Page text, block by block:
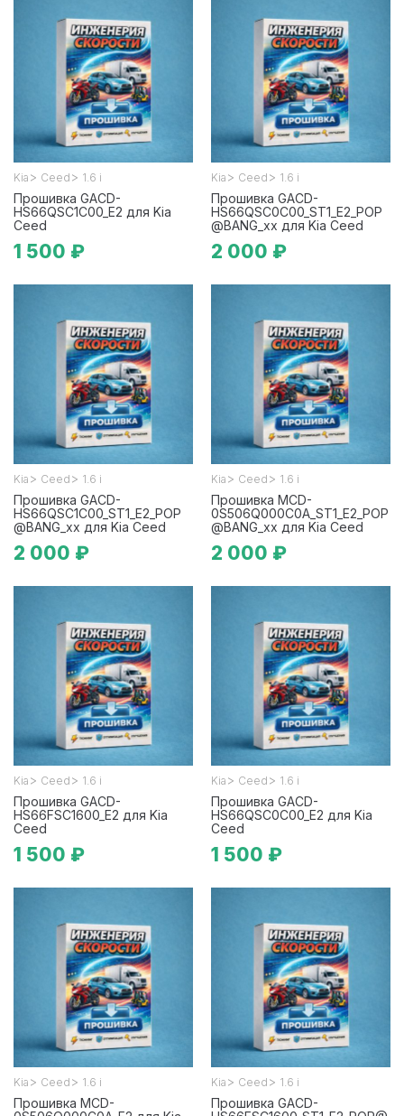
Kia > Ceed > 1.6 i
Прошивка GACD-
HS66QSC1C00_E2 для Kia
Ceed
1 500 ₽
Kia > Ceed > 1.6 i
Прошивка GACD-
HS66QSC0C00_ST1_E2_POP
@BANG_xx для Kia Ceed
2 000 ₽
Kia > Ceed > 1.6 i
Прошивка GACD-
HS66QSC1C00_ST1_E2_POP
@BANG_xx для Kia Ceed
2 000 ₽
Kia > Ceed > 1.6 i
Прошивка MCD-
0S506Q000C0A_ST1_E2_POP
@BANG_xx для Kia Ceed
2 000 ₽
Kia > Ceed > 1.6 i
Прошивка GACD-
HS66FSC1600_E2 для Kia
Ceed
1 500 ₽
Kia > Ceed > 1.6 i
Прошивка GACD-
HS66QSC0C00_E2 для Kia
Ceed
1 500 ₽
Kia > Ceed > 1.6 i
Прошивка MCD-
Kia > Ceed > 1.6 i
Прошивка GACD-